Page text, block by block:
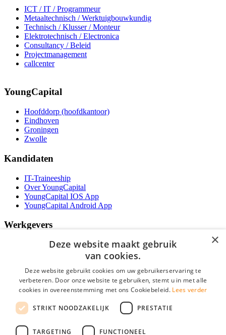
ICT / IT / Programmeur
Metaaltechnisch / Werktuigbouwkundig
Technisch / Klusser / Monteur
Elektrotechnisch / Electronica
Consultancy / Beleid
Projectmanagement
callcenter
YoungCapital
Hoofddorp (hoofdkantoor)
Eindhoven
Groningen
Zwolle
Kandidaten
IT-Traineeship
Over YoungCapital
YoungCapital IOS App
YoungCapital Android App
Werkgevers
Het concept
Contractvormen
Brochure aanvragen
Vacature aanmelden
F.A.Q.
Partners
×
Deze website maakt gebruik
van cookies.
Deze website gebruikt cookies om uw gebruikerservaring te
verbeteren. Door onze website te gebruiken, stemt u in met alle
cookies in overeenstemming met ons Cookiebeleid. Lees verder
STRIKT NOODZAKELIJK PRESTATIE
TARGETING FUNCTIONEEL